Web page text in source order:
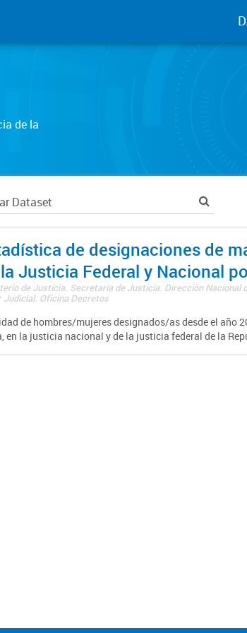
de la
de designaciones de
Justicia Federal y Nacional
de Justicia. Secretaría de Justicia. Dirección Nacional
Judicial. Oficina Decretos
de hombres/mujeres designados/as desde el año
en la justicia nacional y de la justicia federal de la